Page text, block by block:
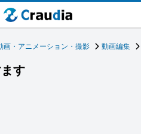
画・アニメーション・撮影 動画編集
す